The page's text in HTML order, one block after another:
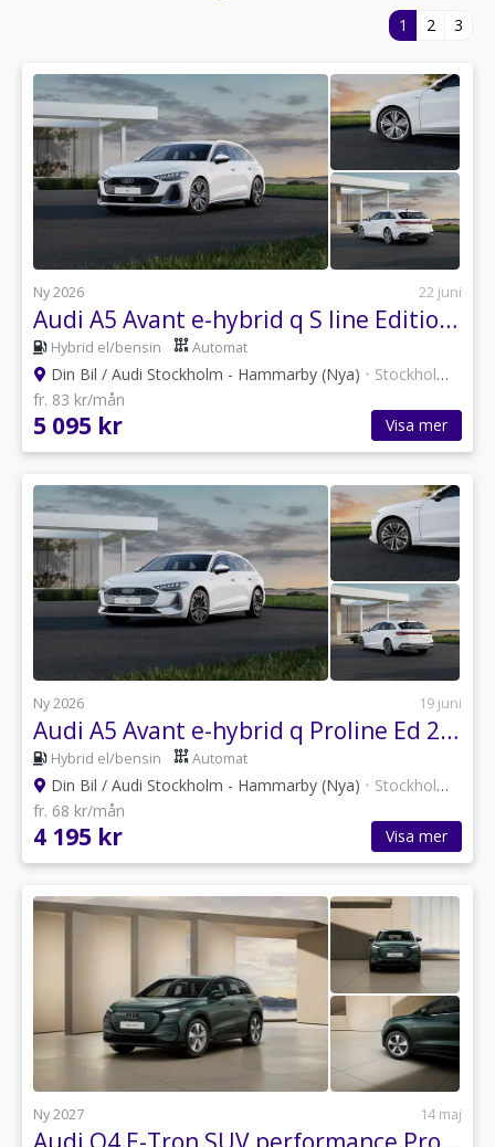
1 2 3
Ny 2026 22 juni
Audi A5 Avant e-hybrid q S line Edition 220kW *privatleasing*
Hybrid el/bensin Automat
Din Bil / Audi Stockholm - Hammarby (Nya) • Stockholm
fr. 83 kr/mån
5 095 kr Visa mer
Ny 2026 19 juni
Audi A5 Avant e-hybrid q Proline Ed 220 kW S tr *Businesslease*
Hybrid el/bensin Automat
Din Bil / Audi Stockholm - Hammarby (Nya) • Stockholm
fr. 68 kr/mån
4 195 kr Visa mer
Ny 2027 14 maj